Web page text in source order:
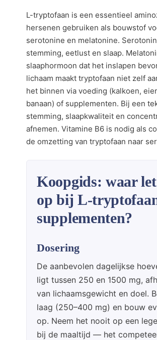
L-tryptofaan is een essentieel
hersenen gebruiken als bouwstof
serotonine en melatonine.
stemming, eetlust en slaap.
slaaphormoon dat het inslapen
lichaam maakt tryptofaan niet zelf
het binnen via voeding (kalkoen,
banaan) of supplementen. Bij een
stemming, slaapkwaliteit en
afnemen. Vitamine B6 is nodig als
de omzetting van tryptofaan naar
Koopgids: waar
op bij L-
supplementen?
Dosering
De aanbevolen dagelijkse
ligt tussen 250 en 1500 mg,
van lichaamsgewicht en doel.
laag (250–400 mg) en bouw
op. Neem het nooit op een
bij de maaltijd — het